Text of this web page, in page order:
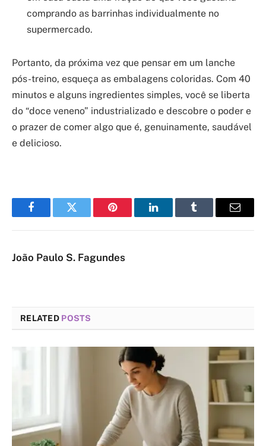
comprando as barrinhas individualmente no
supermercado.
Portanto, da próxima vez que pensar em um lanche
pós-treino, esqueça as embalagens coloridas. Com 40
minutos e alguns ingredientes simples, você se liberta
do “doce veneno” industrializado e descobre o poder e
o prazer de comer algo que é, genuinamente, saudável
e delicioso.
FacebookTwitter Pinterest LinkedInTumblr Email
João Paulo S. Fagundes
RELATED POSTS